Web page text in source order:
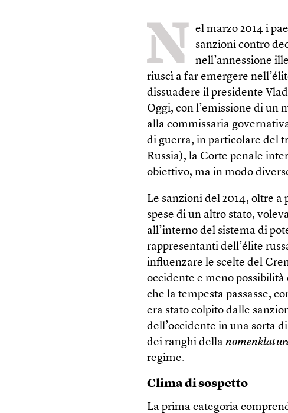
N el marzo 2014 i
sanzioni contro
nell’annessione
riuscì a far emergere
dissuadere il presidente
Oggi, con l’emissione di un
alla commissaria
di guerra, in particolare del
Russia), la Corte penale
obiettivo, ma in modo
Le sanzioni del 2014, oltre a
spese di un altro stato,
all’interno del sistema di
rappresentanti dell’élite
influenzare le scelte del
occidente e meno
che la tempesta passasse,
era stato colpito dalle
dell’occidente in una sorta
dei ranghi della
regime.
Clima di sospetto
La prima categoria